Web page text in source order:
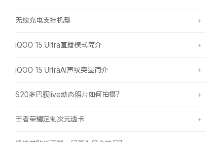
无线充电支持机型
iQOO 15 Ultra直播模式简介
iQOO 15 UltraAI声纹突显简介
S20多巴胺live动态照片如何拍摄？
王者荣耀定制次元透卡